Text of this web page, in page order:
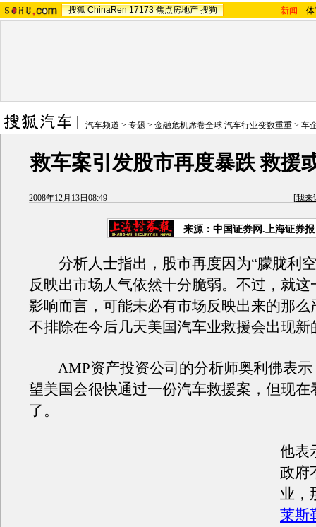
搜狐 ChinaRen 17173 焦点房地产 搜狗 新闻 -
汽车频道 > 专题 > 金融危机席卷全球 汽车行业变数重重 > 车
救车案引发股市再度暴跌 救援
2008年12月13日08:49 [我来
来源：中国证券网.上海证券
分析人士指出，股市再度因为“朦胧利空
反映出市场人气依然十分脆弱。不过，就这
影响而言，可能未必有市场反映出来的那么
不排除在今后几天美国汽车业救援会出现新
AMP资产投资公司的分析师奥利佛表示
望美国会很快通过一份汽车救援案，但现在
了。
他表
政府
业，
莱斯